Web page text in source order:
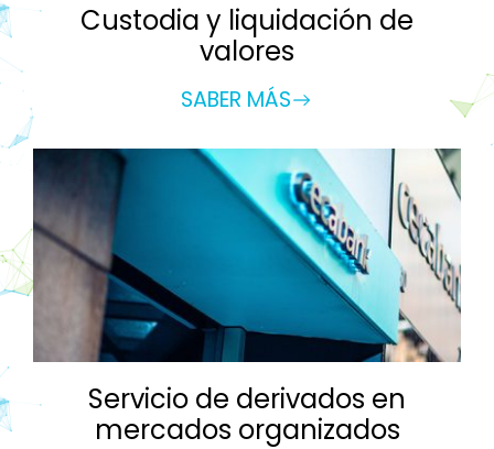
Custodia y liquidación de
valores
SABER MÁS
Servicio de derivados en
mercados organizados